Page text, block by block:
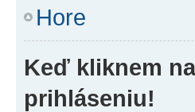
Hore
Keď kliknem
prihláseniu!